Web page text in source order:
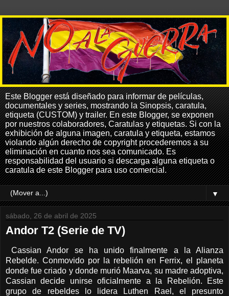
Este Blogger está diseñado para informar de películas,
documentales y series, mostrando la Sinopsis, caratula,
etiqueta (CUSTOM) y trailer. En este Blogger, se exponen
por nuestros colaboradores, Caratulas y etiquetas. Si con la
exhibición de alguna imagen, caratula y etiqueta, estamos
violando algún derecho de copyright procederemos a su
eliminación en cuanto nos sea comunicado. Es
responsabilidad del usuario si descarga alguna etiqueta o
caratula de este Blogger para uso comercial.
▼
sábado, 26 de abril de 2025
Andor T2 (Serie de TV)
Cassian Andor se ha unido finalmente a la Alianza
Rebelde. Conmovido por la rebelión en Ferrix, el planeta
donde fue criado y donde murió Maarva, su madre adoptiva,
Cassian decide unirse oficialmente a la Rebelión. Este
grupo de rebeldes lo lidera Luthen Rael, el presunto